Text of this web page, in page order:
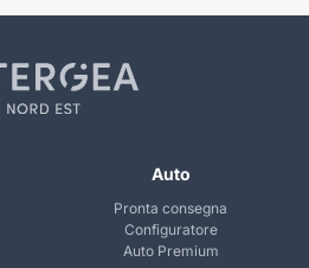
Auto
Pronta consegna
Configuratore
Auto Premium